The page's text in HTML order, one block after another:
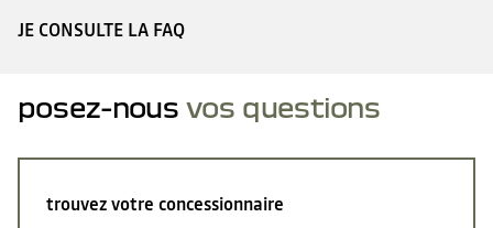
JE CONSULTE LA FAQ
posez-nous vos questions
trouvez votre concessionnaire